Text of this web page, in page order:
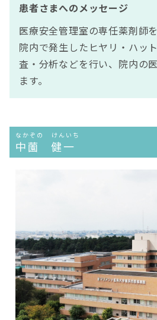
患者さまへのメッセージ
医療安全管理室の専任薬剤師を
院内で発生したヒヤリ・ハッ
査・分析などを行い、院内の
ます。
なかぞの けんいち
中薗 健一